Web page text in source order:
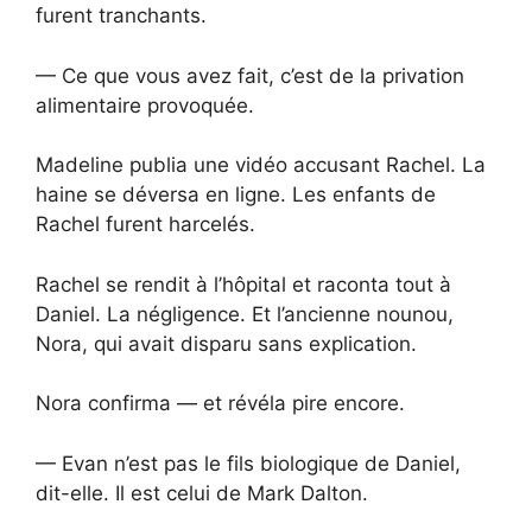
furent tranchants.
— Ce que vous avez fait, c’est de la privation
alimentaire provoquée.
Madeline publia une vidéo accusant Rachel. La
haine se déversa en ligne. Les enfants de
Rachel furent harcelés.
Rachel se rendit à l’hôpital et raconta tout à
Daniel. La négligence. Et l’ancienne nounou,
Nora, qui avait disparu sans explication.
Nora confirma — et révéla pire encore.
— Evan n’est pas le fils biologique de Daniel,
dit-elle. Il est celui de Mark Dalton.